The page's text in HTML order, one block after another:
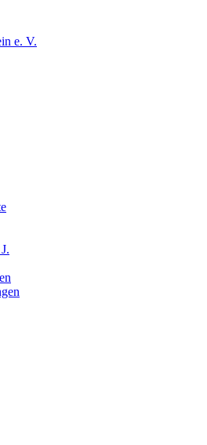
e. V.